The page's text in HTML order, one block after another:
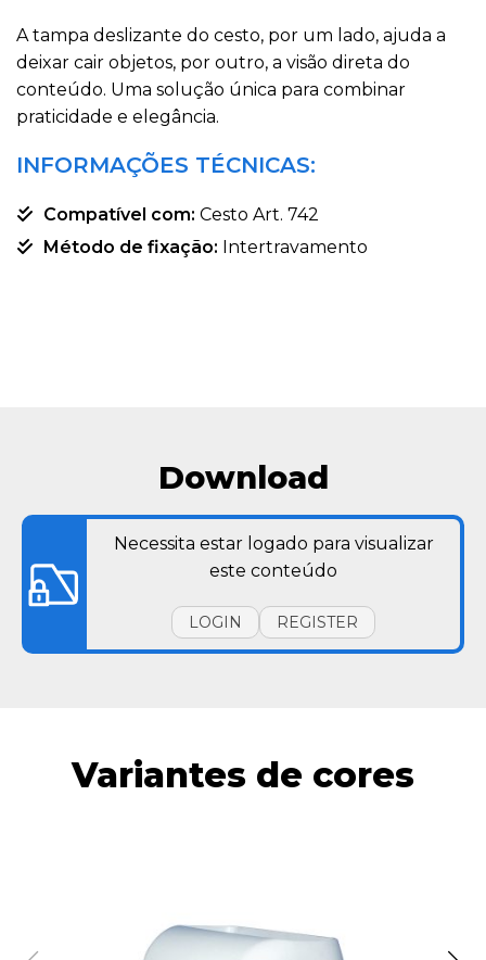
A tampa deslizante do cesto, por um lado, ajuda a
deixar cair objetos, por outro, a visão direta do
conteúdo. Uma solução única para combinar
praticidade e elegância.
INFORMAÇÕES TÉCNICAS:
Compatível com: Cesto Art. 742
Método de fixação: Intertravamento
Download
Necessita estar logado para visualizar
este conteúdo
LOGIN REGISTER
Variantes de cores